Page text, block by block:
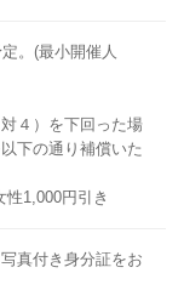
。(最小開催人
４）を下回った場
下の通り補償いた
1,000円引き
真付き身分証をお